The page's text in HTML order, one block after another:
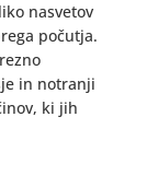
nasvetov
počutja.
in notranji
ki jih